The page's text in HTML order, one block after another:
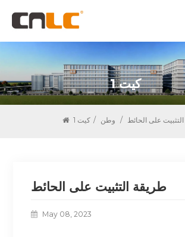
كيت 1
وطن / كيت 1 / على الحائط
طريقة التثبيت على الحائط
May 08, 2023